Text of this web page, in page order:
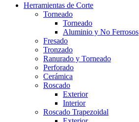
Herramientas de Corte
Torneado
Torneado
Aluminio y No Ferrosos
Fresado
Tronzado
Ranurado y Torneado
Perforado
Cerámica
Roscado
Exterior
Interior
Roscado Trapezoidal